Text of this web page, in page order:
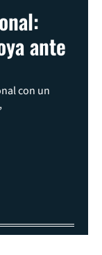
ante
con un